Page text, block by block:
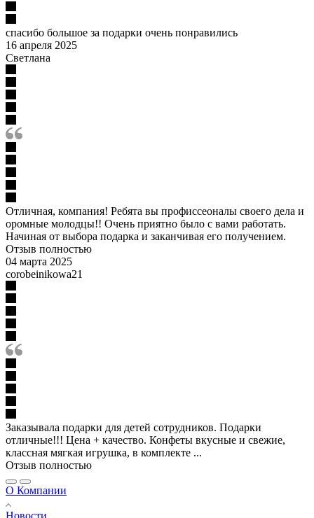
спасибо большое за подарки очень понравились
16 апреля 2025
Светлана
Отличная, компания! Ребята вы профиссеоналы своего дела и
оромные молодцы!! Очень приятно было с вами работать.
Начиная от выбора подарка и заканчивая его получением.
Отзыв полностью
04 марта 2025
corobeinikowa21
Заказывала подарки для детей сотрудников. Подарки
отличные!!! Цена + качество. Конфеты вкусные и свежие,
классная мягкая игрушка, в комплекте ...
Отзыв полностью
О Компании
Новости